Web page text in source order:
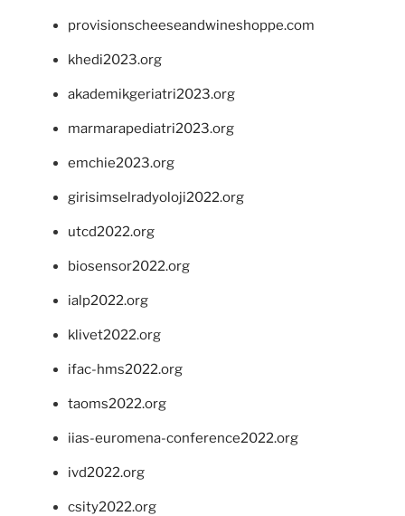
provisionscheeseandwineshoppe.com
khedi2023.org
akademikgeriatri2023.org
marmarapediatri2023.org
emchie2023.org
girisimselradyoloji2022.org
utcd2022.org
biosensor2022.org
ialp2022.org
klivet2022.org
ifac-hms2022.org
taoms2022.org
iias-euromena-conference2022.org
ivd2022.org
csity2022.org